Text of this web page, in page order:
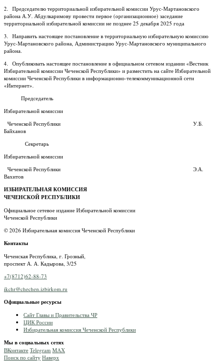
2. Председателю территориальной избирательной комиссии Урус-Мартановского
района А.У. Абдулкаримову провести первое (организационное) заседание
территориальной избирательной комиссии не позднее 25 декабря 2025 года
3. Направить настоящее постановление в территориальную избирательную комиссию
Урус-Мартановского района, Администрацию Урус-Мартановского муниципального
района.
4. Опубликовать настоящее постановление в официальном сетевом издании «Вестник
Избирательной комиссии Чеченской Республики» и разместить на сайте Избирательной
комиссии Чеченской Республики в информационно-телекоммуникационной сети
«Интернет».
Председатель
Избирательной комиссии
Чеченской Республики У.Б.
Байханов
Секретарь
Избирательной комиссии
Чеченской Республики Э.А.
Вахитов
ИЗБИРАТЕЛЬНАЯ КОМИССИЯ
ЧЕЧЕНСКОЙ РЕСПУБЛИКИ
Официальное сетевое издание Избирательной комиссии
Чеченской Республики
© 2026 Избирательная комиссия Чеченской Республики
Контакты
Чеченская Республика, г. Грозный,
проспект А. А. Кадырова, 3/25
+7(8712)62-88-73
ikchr@chechen.izbirkom.ru
Официальные ресурсы
Сайт Главы и Правительства ЧР
ЦИК России
Избирательная комиссия Чеченской Республики
Мы в социальных сетях
ВКонтакте Telegram MAX
Поиск по сайту Наверх